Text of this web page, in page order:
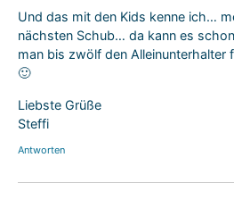
Und das mit den Kids kenne ich…
nächsten Schub… da kann es
man bis zwölf den Alleinunterhalter
🙂
Liebste Grüße
Steffi
Antworten